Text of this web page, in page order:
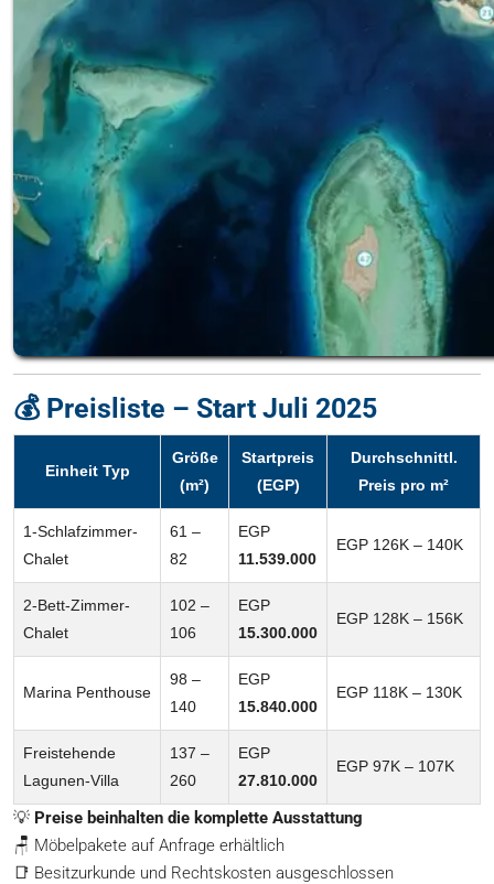
💰 Preisliste – Start Juli 2025
Einheit Typ
Größe
(m²)
Startpreis
(EGP)
Durchschnittl.
Preis pro m²
1-Schlafzimmer-
Chalet
61 –
82
EGP
11.539.000
EGP 126K – 140K
2-Bett-Zimmer-
Chalet
102 –
106
EGP
15.300.000
EGP 128K – 156K
Marina Penthouse
98 –
140
EGP
15.840.000
EGP 118K – 130K
Freistehende
Lagunen-Villa
137 –
260
EGP
27.810.000
EGP 97K – 107K
💡 Preise beinhalten die komplette Ausstattung
🪑 Möbelpakete auf Anfrage erhältlich
📑 Besitzurkunde und Rechtskosten ausgeschlossen